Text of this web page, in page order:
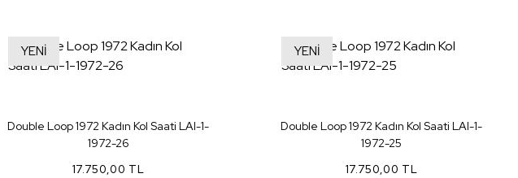
YENİ
Double Loop 1972 Kadın Kol Saati LAI-1-
1972-26
17.750,00 TL
YENİ
Double Loop 1972 Kadın Kol Saati LAI-1-
1972-25
17.750,00 TL